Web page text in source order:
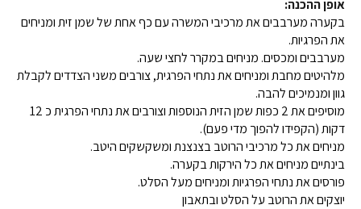
אופן ההכנה:
בקערה מערבבים את מרכיבי המשרה עם כף אחת של שמן זית ומניחים
את הפרגיות.
מערבבים ומכסים. מניחים במקרר לחצי שעה.
מלהיטים מחבת ומניחים את נתחי הפרגית, צורבים משני הצדדים לקבלת
גוון ומנמיכים להבה.
מוסיפים את 2 כפות שמן הזית הנוספות וצורבים את נתחי הפרגית כ 12
דקות (הקפידו להפוך מדי פעם).
מניחים את כל מרכיבי הרוטב בצנצנת ומשקשקים היטב.
בינתיים מניחים את כל הירקות בקערה.
פורסים את נתחי הפרגיות ומניחים מעל הסלט.
יוצקים את הרוטב על הסלט ובתאבון